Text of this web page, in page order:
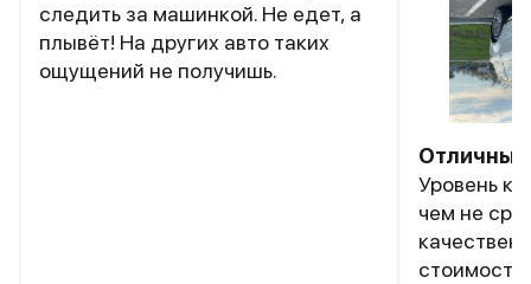
следить за машинкой. Не едет, а
плывёт! На других авто таких
ощущений не получишь.
Уровень
чем не
стоимости